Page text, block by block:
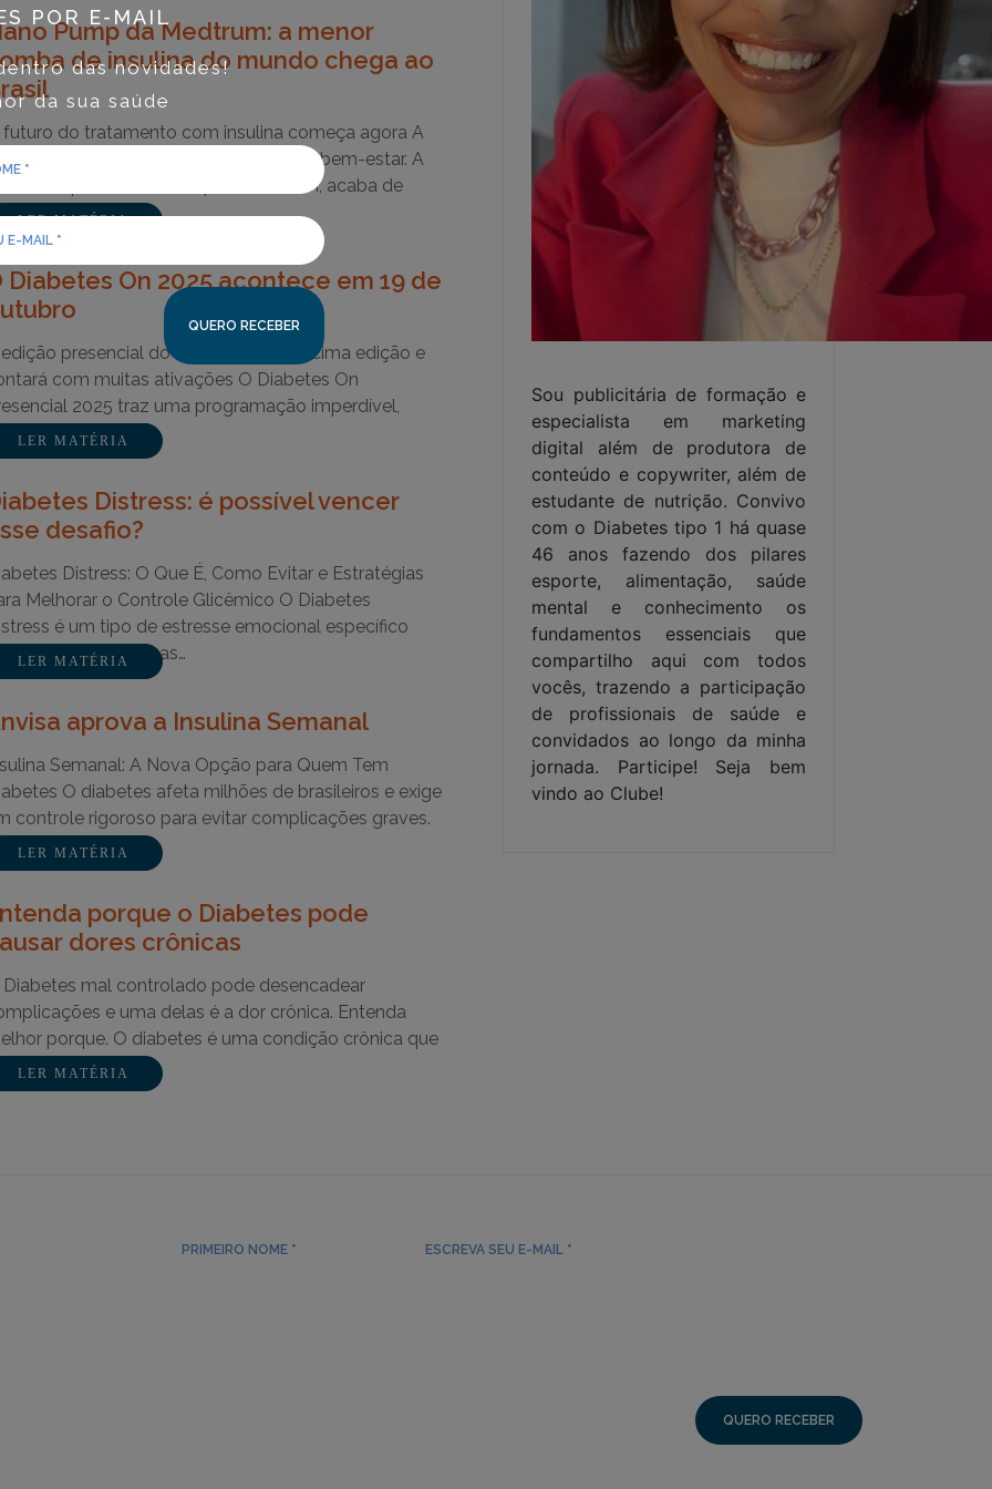
Pump da Medtrum: a menor
de insulina do mundo chega ao
futuro do tratamento com insulina começa agora A
nunca esteve tão próxima do bem-estar. A
Pump, desenvolvida pela Medtrum, acaba de
LER MATÉRIA
Diabetes On 2025 acontece em 19 de
presencial do evento será a décima edição e
com muitas ativações O Diabetes On
2025 traz uma programação imperdível,
de…
LER MATÉRIA
Distress: é possível vencer
desafio?
Distress: O Que É, Como Evitar e Estratégias
Melhorar o Controle Glicêmico O Diabetes
é um tipo de estresse emocional específico
por pessoas…
LER MATÉRIA
aprova a Insulina Semanal
Semanal: A Nova Opção para Quem Tem
O diabetes afeta milhões de brasileiros e exige
controle rigoroso para evitar complicações graves.
LER MATÉRIA
porque o Diabetes pode
dores crônicas
Diabetes mal controlado pode desencadear
e uma delas é a dor crônica. Entenda
porque. O diabetes é uma condição crônica que
LER MATÉRIA
Sou publicitária de formação e
especialista em marketing
digital além de produtora de
conteúdo e copywriter, além de
estudante de nutrição. Convivo
com o Diabetes tipo 1 há quase
46 anos fazendo dos pilares
esporte, alimentação, saúde
mental e conhecimento os
fundamentos essenciais que
compartilho aqui com todos
vocês, trazendo a participação
de profissionais de saúde e
convidados ao longo da minha
jornada. Participe! Seja bem
vindo ao Clube!
POR E-MAIL
das novidades!
da sua saúde